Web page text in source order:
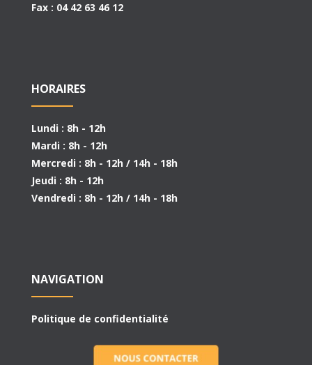
Fax : 04 42 63 46 12
HORAIRES
Lundi : 8h - 12h
Mardi : 8h - 12h
Mercredi : 8h - 12h / 14h - 18h
Jeudi : 8h - 12h
Vendredi : 8h - 12h / 14h - 18h
NAVIGATION
Politique de confidentialité